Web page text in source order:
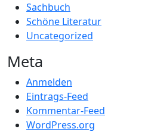
Sachbuch
Schöne Literatur
Uncategorized
Meta
Anmelden
Eintrags-Feed
Kommentar-Feed
WordPress.org